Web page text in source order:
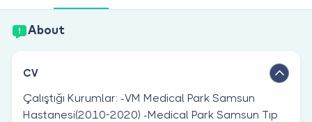
About
CV
Çalıştığı Kurumlar: -VM Medical Park Samsun
Hastanesi(2010-2020) -Medical Park Samsun Tıp